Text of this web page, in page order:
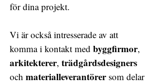
för dina projekt.
Vi är också intresserade av att
komma i kontakt med byggfirmor,
arkitekterer, trädgårdsdesigners
och materialleverantörer som delar